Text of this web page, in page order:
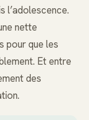
l’adolescence.
nette
pour que les
Et entre
des